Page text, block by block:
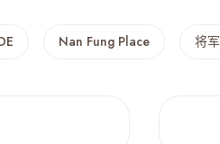
Nan Fung Place 将